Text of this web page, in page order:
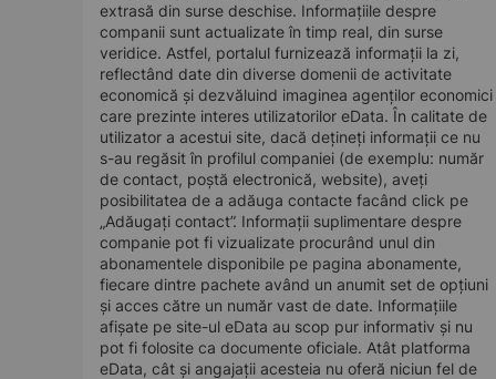
extrasă din surse deschise. Informațiile despre
companii sunt actualizate în timp real, din surse
veridice. Astfel, portalul furnizează informații la zi,
reflectând date din diverse domenii de activitate
economică și dezvăluind imaginea agenților economici
care prezinte interes utilizatorilor eData. În calitate de
utilizator a acestui site, dacă dețineți informații ce nu
s-au regăsit în profilul companiei (de exemplu: număr
de contact, poștă electronică, website), aveți
posibilitatea de a adăuga contacte facând click pe
„Adăugați contact”. Informații suplimentare despre
companie pot fi vizualizate procurând unul din
abonamentele disponibile pe pagina abonamente,
fiecare dintre pachete având un anumit set de opțiuni
și acces către un număr vast de date. Informațiile
afișate pe site-ul eData au scop pur informativ și nu
pot fi folosite ca documente oficiale. Atât platforma
eData, cât și angajații acesteia nu oferă niciun fel de